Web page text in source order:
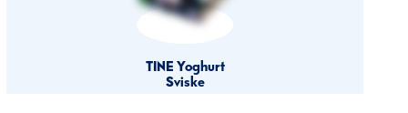
TINE Yoghurt
Sviske